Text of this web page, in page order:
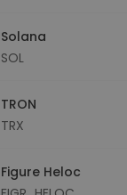
Solana
SOL
TRON
TRX
Figure Heloc